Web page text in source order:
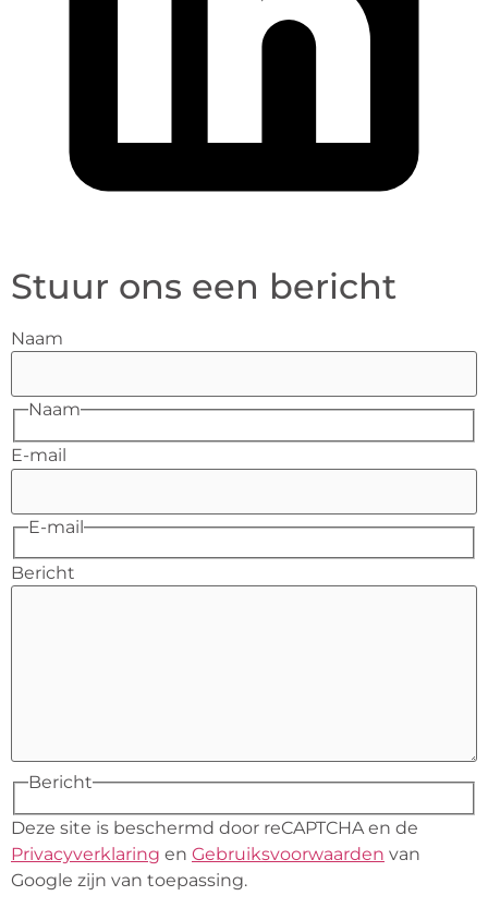
Stuur ons een bericht
Naam
Naam
E-mail
E-mail
Bericht
Bericht
Deze site is beschermd door reCAPTCHA en de
Privacyverklaring en Gebruiksvoorwaarden van
Google zijn van toepassing.